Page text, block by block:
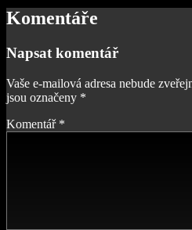
Komentáře
Napsat komentář
Vaše e-mailová adresa nebude
jsou označeny *
Komentář *